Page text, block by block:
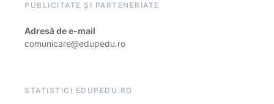
PUBLICITATE ȘI PARTENERIATE
Adresă de e-mail
comunicare@edupedu.ro
STATISTICI EDUPEDU.RO